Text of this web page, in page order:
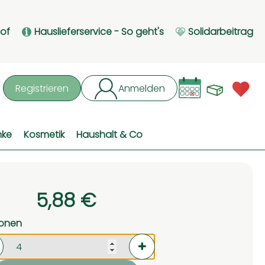
Hauslieferservice - So geht's Solidarbeitrag
Registrieren Anmelden
Kosmetik Haushalt & Co
5,88 €
verringern (aktuell 4 Portionen ausgewählt)
Portionen erhöhen